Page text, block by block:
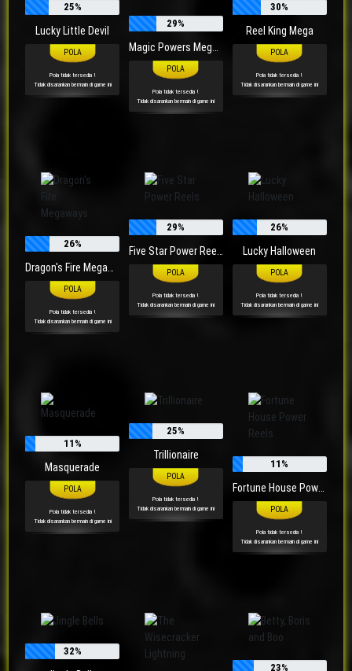
25%
Lucky Little Devil
Pola tidak tersedia !
Tidak disarankan bermain di game ini
29%
Magic Powers Megaways
Pola tidak tersedia !
Tidak disarankan bermain di game ini
30%
Reel King Mega
Pola tidak tersedia !
Tidak disarankan bermain di game ini
26%
Dragon's Fire Megaways
Pola tidak tersedia !
Tidak disarankan bermain di game ini
29%
Five Star Power Reels
Pola tidak tersedia !
Tidak disarankan bermain di game ini
26%
Lucky Halloween
Pola tidak tersedia !
Tidak disarankan bermain di game ini
11%
Masquerade
Pola tidak tersedia !
Tidak disarankan bermain di game ini
25%
Trillionaire
Pola tidak tersedia !
Tidak disarankan bermain di game ini
11%
Fortune House Power Reels
Pola tidak tersedia !
Tidak disarankan bermain di game ini
32%
23%